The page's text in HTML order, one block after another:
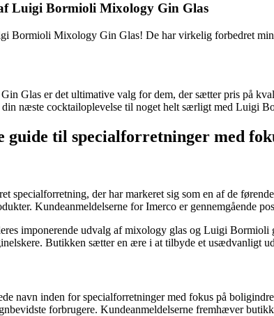
Luigi Bormioli Mixology Gin Glas
Bormioli Mixology Gin Glas! De har virkelig forbedret
Glas er det ultimative valg for dem, der sætter pris på
din næste cocktailoplevelse til noget helt særligt med Luigi
guide til specialforretninger med
specialforretning, der har markeret sig som en af de
Kundeanmeldelserne for Imerco er gennemgående
imponerende udvalg af mixology glas og Luigi
Butikken sætter en ære i at tilbyde et usædvanligt
navn inden for specialforretninger med fokus på
forbrugere. Kundeanmeldelserne fremhæver